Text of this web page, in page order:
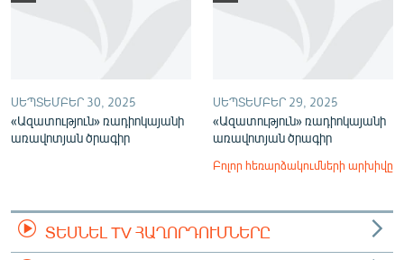
ՍԵՊՏԵՄԲԵՐ 30, 2025
«Ազատություն» ռադիոկայանի
առավոտյան ծրագիր
ՍԵՊՏԵՄԲԵՐ 29, 2025
«Ազատություն» ռադիոկայանի
առավոտյան ծրագիր
Բոլոր հեռարձակումների արխիվը
ՏԵՍՆԵԼ TV ՀԱՂՈՐԴՈՒՄՆԵՐԸ